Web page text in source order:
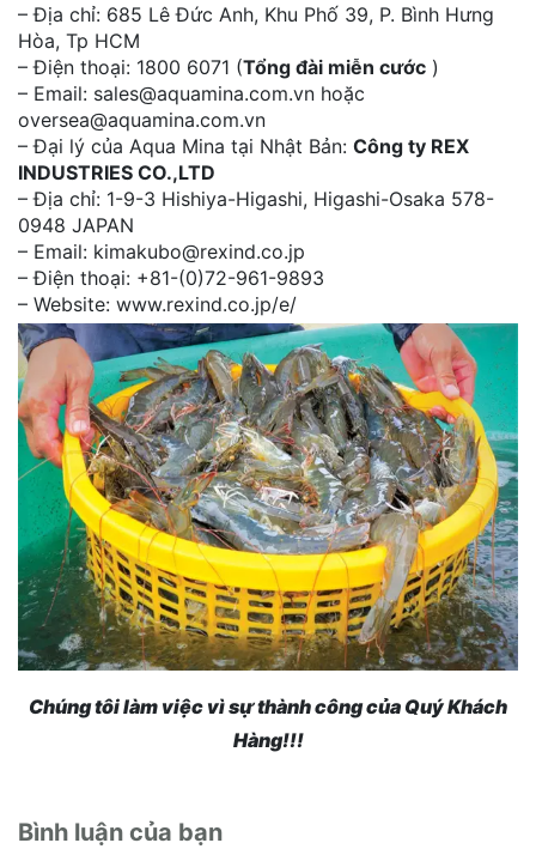
– Địa chỉ: 685 Lê Đức Anh, Khu Phố 39, P. Bình Hưng
Hòa, Tp HCM
– Điện thoại: 1800 6071 (Tổng đài miễn cước )
– Email: sales@aquamina.com.vn hoặc
oversea@aquamina.com.vn
– Đại lý của Aqua Mina tại Nhật Bản: Công ty REX
INDUSTRIES CO.,LTD
– Địa chỉ: 1-9-3 Hishiya-Higashi, Higashi-Osaka 578-
0948 JAPAN
– Email: kimakubo@rexind.co.jp
– Điện thoại: +81-(0)72-961-9893
– Website: www.rexind.co.jp/e/
Chúng tôi làm việc vì sự thành công của Quý Khách
Hàng!!!
Bình luận của bạn